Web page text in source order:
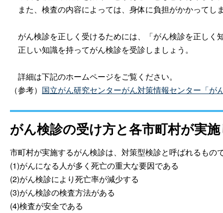
また、検査の内容によっては、身体に負担がかかってし
がん検診を正しく受けるためには、「がん検診を正しく
正しい知識を持ってがん検診を受診しましょう。
詳細は下記のホームページをご覧ください。
（参考） 国立がん研究センターがん対策情報センター「が
がん検診の受け方と各市町村が実
市町村が実施するがん検診は、対策型検診と呼ばれるも
(1)がんになる人が多く死亡の重大な要因である
(2)がん検診により死亡率が減少する
(3)がん検診の検査方法がある
(4)検査が安全である